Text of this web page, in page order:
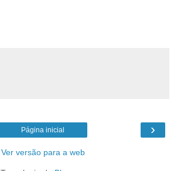
›
Página inicial
Ver versão para a web